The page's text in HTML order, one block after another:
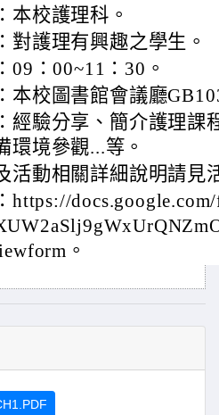
本校護理科。
對護理有興趣之學生。
09：00~11：30。
本校圖書館會議廳
經驗分享、簡介護理課
環境參觀...等。
活動相關詳細說明請見
https://
。